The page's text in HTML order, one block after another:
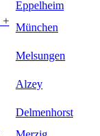
Eppelheim
+
München
Melsungen
Alzey
Delmenhorst